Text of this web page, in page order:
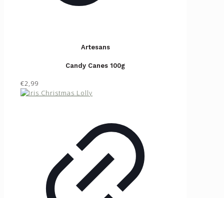
Artesans
Candy Canes 100g
€2,99